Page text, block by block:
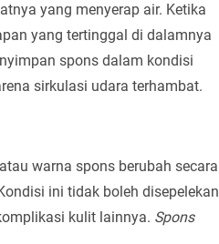
yang menyerap air. Ketika
yang tertinggal di dalamnya
spons dalam kondisi
sirkulasi udara terhambat.
warna spons berubah secara
ini tidak boleh disepelekan
kulit lainnya. Spons